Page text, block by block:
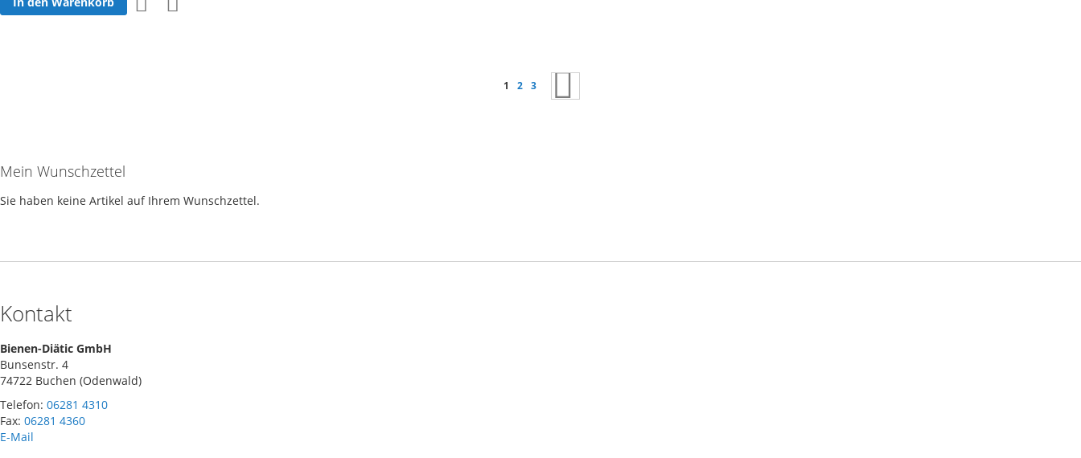
Seite
Sie lesen gerade Seite
1 Seite
2 Seite
3
Mein Wunschzettel
Sie haben keine Artikel auf Ihrem Wunschzettel.
Kontakt
Bienen-Diätic GmbH
Bunsenstr. 4
74722 Buchen (Odenwald)
Telefon: 06281 4310
Fax: 06281 4360
E-Mail